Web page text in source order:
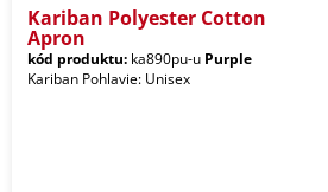
Kariban Polyester Cotton
Apron
kód produktu: ka890pu-u Purple
Kariban Pohlavie: Unisex